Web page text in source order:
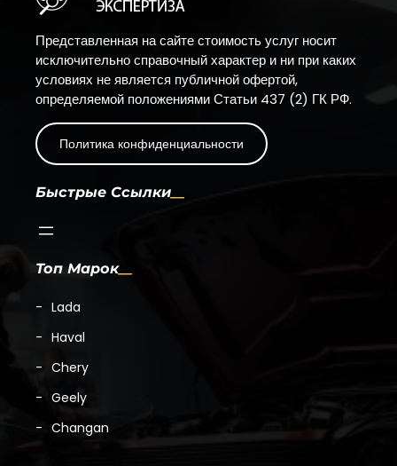
Представленная на сайте стоимость услуг носит
исключительно справочный характер и ни при каких
условиях не является публичной офертой,
определяемой положениями Статьи 437 (2) ГК РФ.
Политика конфиденциальности
Быстрые Ссылки
Топ Марок
Lada
Haval
Chery
Geely
Changan